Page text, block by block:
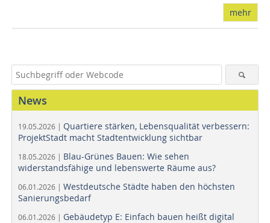
mehr
News
19.05.2026 | Quartiere stärken, Lebensqualität verbessern:
ProjektStadt macht Stadtentwicklung sichtbar
18.05.2026 | Blau-Grünes Bauen: Wie sehen
widerstandsfähige und lebenswerte Räume aus?
06.01.2026 | Westdeutsche Städte haben den höchsten
Sanierungsbedarf
06.01.2026 | Gebäudetyp E: Einfach bauen heißt digital